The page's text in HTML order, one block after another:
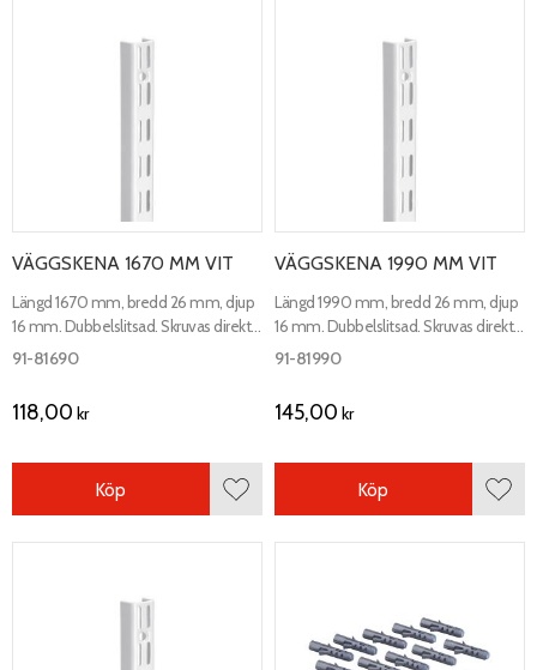
VÄGGSKENA 1670 MM VIT
Längd 1670 mm, bredd 26 mm, djup
16 mm. Dubbelslitsad. Skruvas direkt i
vägg.
91-81690
118,00 kr
Lägg till i favoriter
Köp
VÄGGSKENA 1990 MM VIT
Längd 1990 mm, bredd 26 mm, djup
16 mm. Dubbelslitsad. Skruvas direkt i
vägg.
91-81990
145,00 kr
Köp